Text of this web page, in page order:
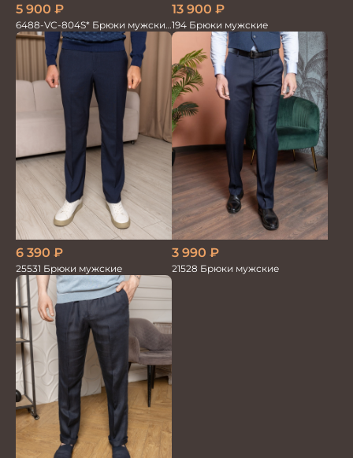
5 900 ₽
6488-VC-804S* Брюки мужские
т.синие однотон.
13 900 ₽
194 Брюки мужские
6 390 ₽
25531 Брюки мужские
3 990 ₽
21528 Брюки мужские